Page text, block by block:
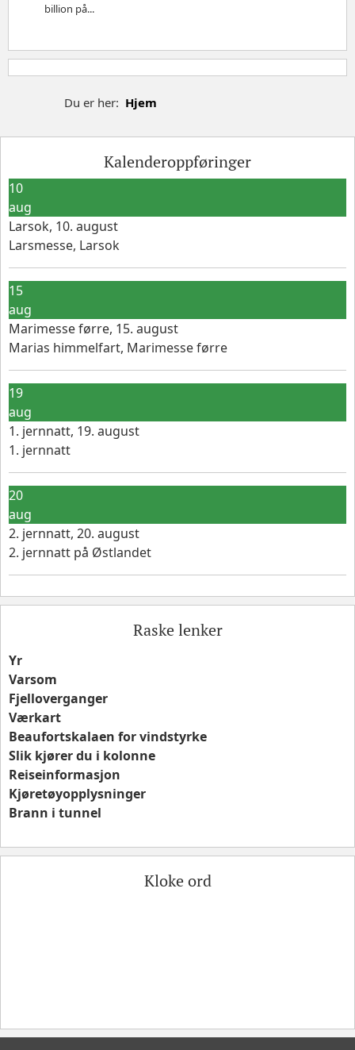
billion på...
Du er her: Hjem
Kalenderoppføringer
10
aug
Larsok, 10. august
Larsmesse, Larsok
15
aug
Marimesse førre, 15. august
Marias himmelfart, Marimesse førre
19
aug
1. jernnatt, 19. august
1. jernnatt
20
aug
2. jernnatt, 20. august
2. jernnatt på Østlandet
Raske lenker
Yr
Varsom
Fjelloverganger
Værkart
Beaufortskalaen for vindstyrke
Slik kjører du i kolonne
Reiseinformasjon
Kjøretøyopplysninger
Brann i tunnel
Kloke ord